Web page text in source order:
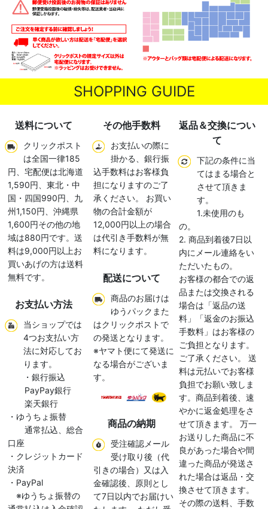
SHOPPING GUIDE
送料について
クリックポスト
は全国一律185
円、宅配便は北海道
1,590円、東北・中
国・四国990円、九
州1,150円、沖縄県
1,600円その他の地
域は880円です。送
料は9,000円以上お
買いあげの方は送料
無料です。
お支払い方法
当ショップでは
4つお支払い方
法に対応してお
ります。
・銀行振込
PayPay銀行
楽天銀行
・ゆうちょ振替
通常払込、総合
口座
・クレジットカード
決済
・PayPal
※ゆうちょ振替の
その他手数料
お支払いの際に
掛かる、銀行振
込手数料はお客様負
担になりますのご了
承ください。 お買い
物の合計金額が
12,000円以上の場合
は代引き手数料が無
料になります。
配送について
商品のお届けは
ゆうパックまた
はクリックポストで
の発送となります。
※ヤマト便にて発送に
なる場合がございま
す。
商品の納期
受注確認メール
受け取り後（代
引きの場合）又は入
金確認後、原則とし
て7日以内でお届けい
返品＆交換につい
て
下記の条件に当
てはまる場合と
させて頂きま
す。
1.未使用のも
の。
2. 商品到着後7日以
内にメール連絡をい
ただいたもの。
お客様の都合での返
品または交換される
場合は「返品の送
料」「返金のお振込
手数料」はお客様の
ご負担となります。
ご了承ください。 送
料は元払いでお客様
負担でお願い致しま
す。商品到着後、速
やかに返金処理をさ
せて頂きます。 万一
お送りした商品に不
良があった場合や間
違った商品が発送さ
れた場合は返品・交
換させて頂きます。
その際の送料、手数